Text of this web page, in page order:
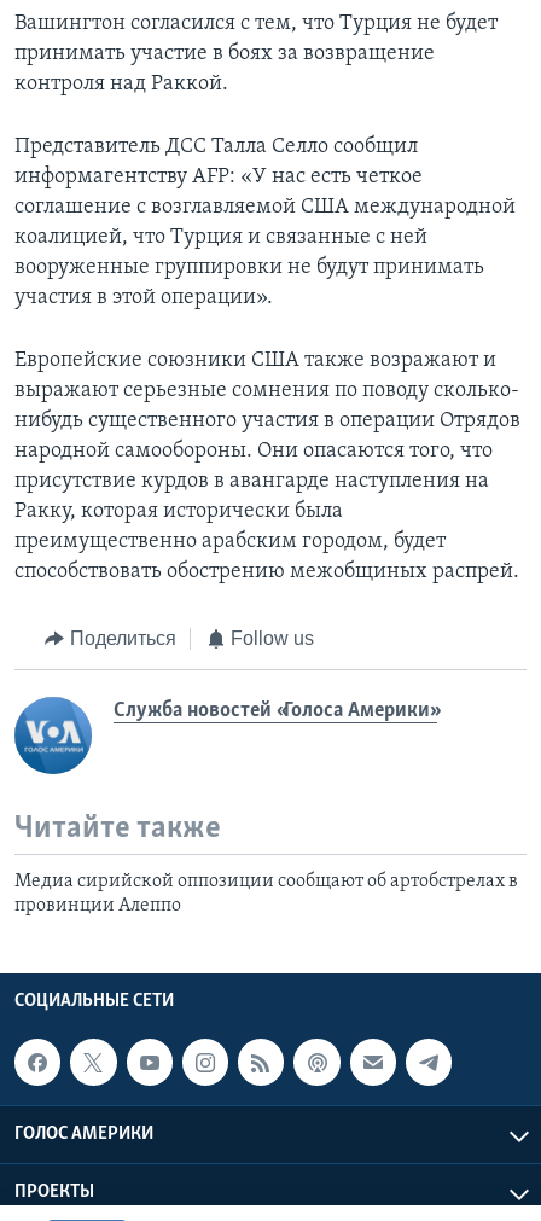
Вашингтон согласился с тем, что Турция не будет
принимать участие в боях за возвращение
контроля над Раккой.
Представитель ДСС Талла Селло сообщил
информагентству AFP: «У нас есть четкое
соглашение с возглавляемой США международной
коалицией, что Турция и связанные с ней
вооруженные группировки не будут принимать
участия в этой операции».
Европейские союзники США также возражают и
выражают серьезные сомнения по поводу сколько-
нибудь существенного участия в операции Отрядов
народной самообороны. Они опасаются того, что
присутствие курдов в авангарде наступления на
Ракку, которая исторически была
преимущественно арабским городом, будет
способствовать обострению межобщиных распрей.
Поделиться Follow us
Служба новостей «Голоса Америки»
Читайте также
Медиа сирийской оппозиции сообщают об артобстрелах в
провинции Алеппо
СОЦИАЛЬНЫЕ СЕТИ
ГОЛОС АМЕРИКИ
ПРОЕКТЫ